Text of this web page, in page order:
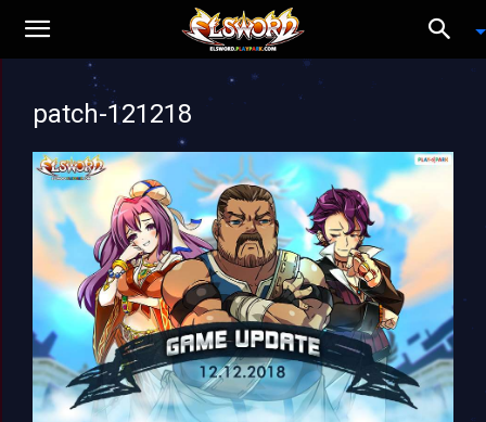
patch-121218